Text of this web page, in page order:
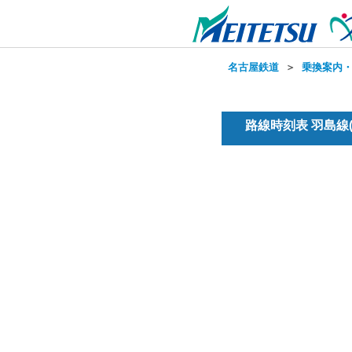
名古屋鉄道 ＞ 乗換案内
路線時刻表 羽島